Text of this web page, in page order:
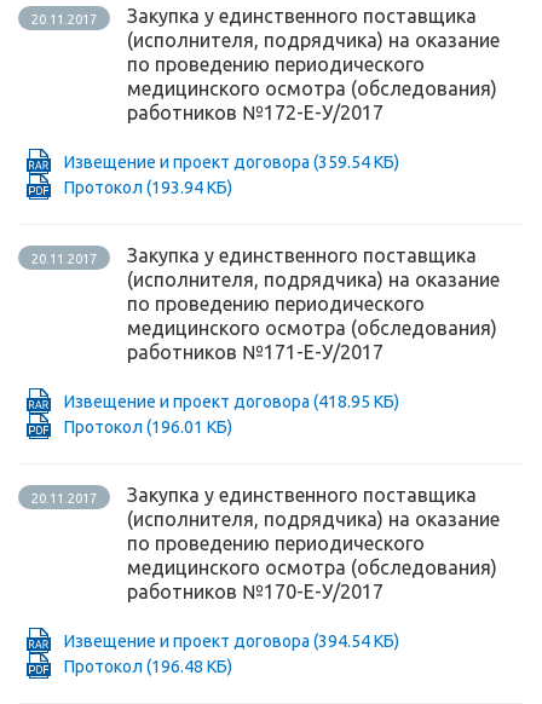
20.11.2017
Закупка у единственного поставщика
(исполнителя, подрядчика) на оказание
по проведению периодического
медицинского осмотра (обследования)
работников №172-Е-У/2017
Извещение и проект договора (359.54 КБ)
Протокол (193.94 КБ)
20.11.2017
Закупка у единственного поставщика
(исполнителя, подрядчика) на оказание
по проведению периодического
медицинского осмотра (обследования)
работников №171-Е-У/2017
Извещение и проект договора (418.95 КБ)
Протокол (196.01 КБ)
20.11.2017
Закупка у единственного поставщика
(исполнителя, подрядчика) на оказание
по проведению периодического
медицинского осмотра (обследования)
работников №170-Е-У/2017
Извещение и проект договора (394.54 КБ)
Протокол (196.48 КБ)